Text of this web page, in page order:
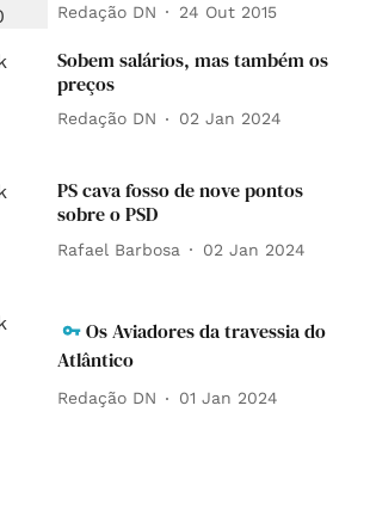
Redação DN 24 Out 2015
Sobem salários, mas também os
preços
Redação DN 02 Jan 2024
PS cava fosso de nove pontos
sobre o PSD
Rafael Barbosa 02 Jan 2024
Os Aviadores da travessia do
Atlântico
Redação DN 01 Jan 2024